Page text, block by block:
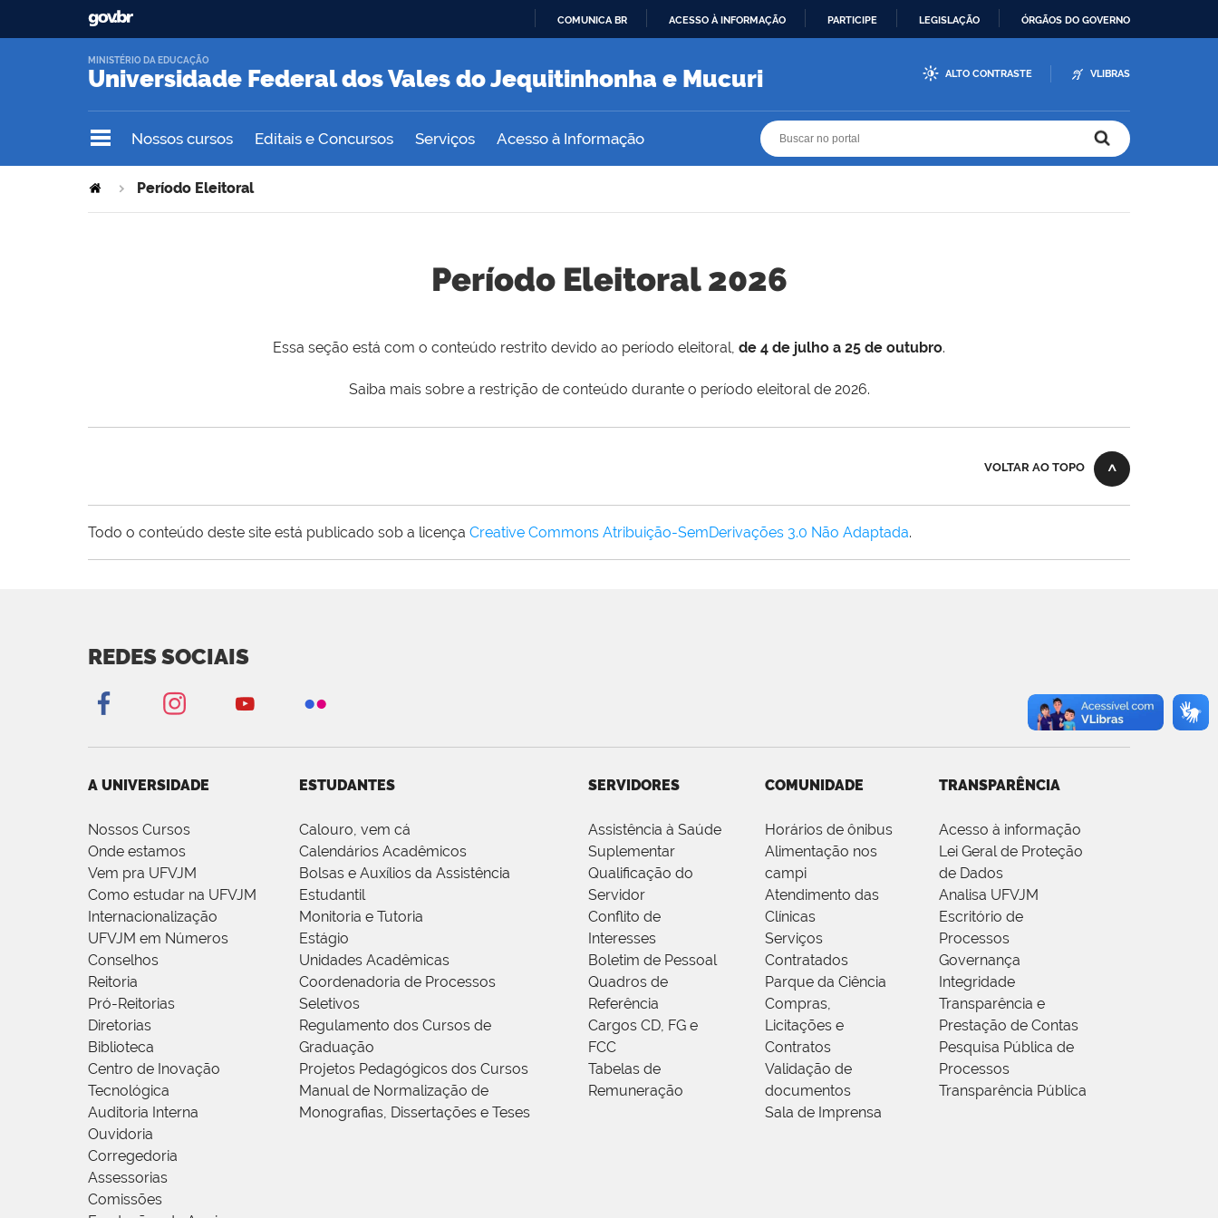
O
COMUNICA BR ACESSO À INFORMAÇÃO PARTICIPE LEGISLAÇÃO ÓRGÃOS DO GOVERNO
Universidade Federal dos Vales do Jequitinhonha e Mucuri
MINISTÉRIO DA EDUCAÇÃO
ALTO CONTRASTE VLIBRAS
Nossos cursos Editais e Concursos Serviços Acesso à Informação
Período Eleitoral
Período Eleitoral 2026
Essa seção está com o conteúdo restrito devido ao período eleitoral, de 4 de julho a 25 de outubro.
Saiba mais sobre a restrição de conteúdo durante o período eleitoral de 2026.
VOLTAR AO TOPO
Todo o conteúdo deste site está publicado sob a licença Creative Commons Atribuição-SemDerivações 3.0 Não Adaptada.
REDES SOCIAIS
A UNIVERSIDADE
Nossos Cursos
Onde estamos
Vem pra UFVJM
Como estudar na UFVJM
Internacionalização
UFVJM em Números
Conselhos
Reitoria
Pró-Reitorias
Diretorias
Biblioteca
Centro de Inovação
Tecnológica
Auditoria Interna
Ouvidoria
Corregedoria
Assessorias
Comissões
ESTUDANTES
Calouro, vem cá
Calendários Acadêmicos
Bolsas e Auxílios da Assistência
Estudantil
Monitoria e Tutoria
Estágio
Unidades Acadêmicas
Coordenadoria de Processos
Seletivos
Regulamento dos Cursos de
Graduação
Projetos Pedagógicos dos Cursos
Manual de Normalização de
Monografias, Dissertações e Teses
SERVIDORES
Assistência à Saúde
Suplementar
Qualificação do
Servidor
Conflito de
Interesses
Boletim de Pessoal
Quadros de
Referência
Cargos CD, FG e
FCC
Tabelas de
Remuneração
COMUNIDADE
Horários de ônibus
Alimentação nos
campi
Atendimento das
Clínicas
Serviços
Contratados
Parque da Ciência
Compras,
Licitações e
Contratos
Validação de
documentos
Sala de Imprensa
TRANSPARÊNCIA
Acesso à informação
Lei Geral de Proteção
de Dados
Analisa UFVJM
Escritório de
Processos
Governança
Integridade
Transparência e
Prestação de Contas
Pesquisa Pública de
Processos
Transparência Pública